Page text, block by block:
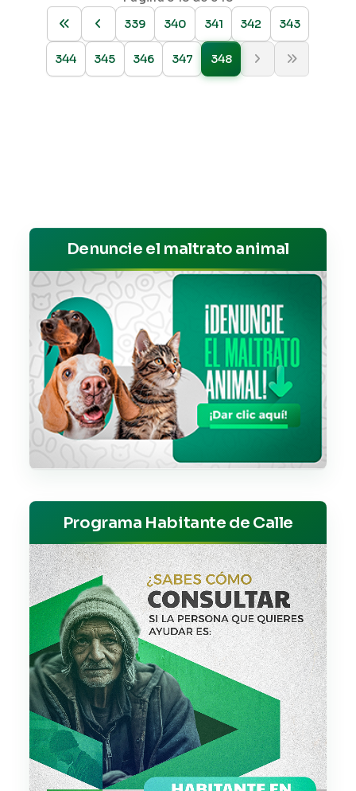
339
340 341 342 343
344 345 346 347 348
Denuncie el maltrato animal
Programa Habitante de Calle